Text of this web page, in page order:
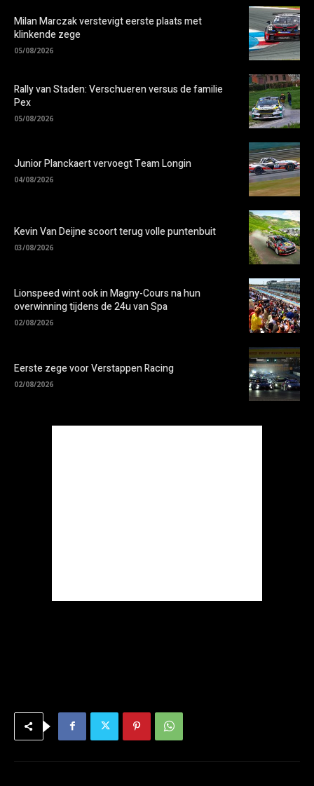
Milan Marczak verstevigt eerste plaats met
klinkende zege
05/08/2026
Rally van Staden: Verschueren versus de familie
Pex
05/08/2026
Junior Planckaert vervoegt Team Longin
04/08/2026
Kevin Van Deijne scoort terug volle puntenbuit
03/08/2026
Lionspeed wint ook in Magny-Cours na hun
overwinning tijdens de 24u van Spa
02/08/2026
Eerste zege voor Verstappen Racing
02/08/2026